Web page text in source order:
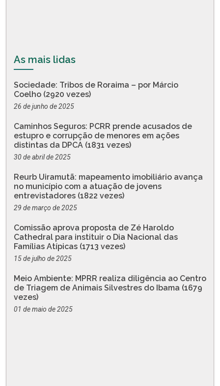
As mais lidas
Sociedade: Tribos de Roraima – por Márcio
Coelho (2920 vezes)
26 de junho de 2025
Caminhos Seguros: PCRR prende acusados de
estupro e corrupção de menores em ações
distintas da DPCA (1831 vezes)
30 de abril de 2025
Reurb Uiramutã: mapeamento imobiliário avança
no município com a atuação de jovens
entrevistadores (1822 vezes)
29 de março de 2025
Comissão aprova proposta de Zé Haroldo
Cathedral para instituir o Dia Nacional das
Famílias Atípicas (1713 vezes)
15 de julho de 2025
Meio Ambiente: MPRR realiza diligência ao Centro
de Triagem de Animais Silvestres do Ibama (1679
vezes)
01 de maio de 2025